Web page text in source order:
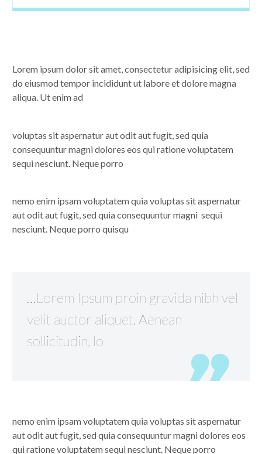
Lorem ipsum dolor sit amet, consectetur adipisicing elit, sed
do eiusmod tempor incididunt ut labore et dolore magna
aliqua. Ut enim ad
voluptas sit aspernatur aut odit aut fugit, sed quia
consequuntur magni dolores eos qui ratione voluptatem
sequi nesciunt. Neque porro
nemo enim ipsam voluptatem quia voluptas sit aspernatur
aut odit aut fugit, sed quia consequuntur magni sequi
nesciunt. Neque porro quisqu
…Lorem Ipsum proin gravida nibh vel
velit auctor aliquet. Aenean
sollicitudin, lo
nemo enim ipsam voluptatem quia voluptas sit aspernatur
aut odit aut fugit, sed quia consequuntur magni dolores eos
qui ratione voluptatem sequi nesciunt. Neque porro